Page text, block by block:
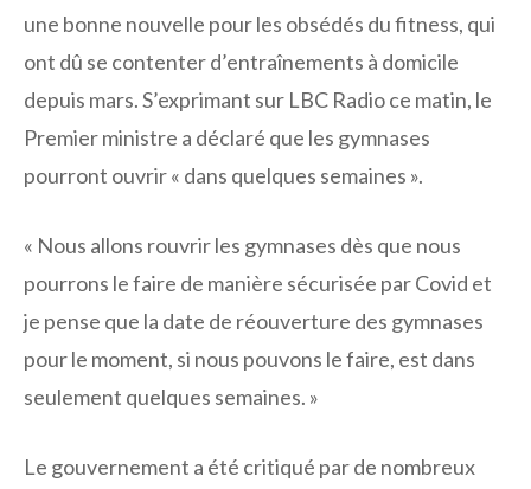
une bonne nouvelle pour les obsédés du fitness, qui
ont dû se contenter d’entraînements à domicile
depuis mars. S’exprimant sur LBC Radio ce matin, le
Premier ministre a déclaré que les gymnases
pourront ouvrir « dans quelques semaines ».
« Nous allons rouvrir les gymnases dès que nous
pourrons le faire de manière sécurisée par Covid et
je pense que la date de réouverture des gymnases
pour le moment, si nous pouvons le faire, est dans
seulement quelques semaines. »
Le gouvernement a été critiqué par de nombreux